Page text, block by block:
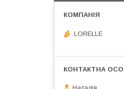
LORELLE